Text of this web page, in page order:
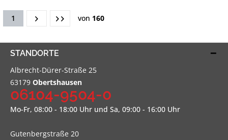
1 von 160
STANDORTE
Albrecht-Dürer-Straße 25
63179 Obertshausen
06104-9504-0
Mo-Fr, 08:00 - 18:00 Uhr und Sa, 09:00 - 16:00 Uhr
Gutenbergstraße 20